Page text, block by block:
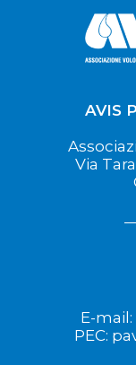
AVIS
Via
E-
PEC: